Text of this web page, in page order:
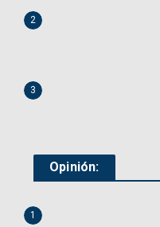
2
3
Opinión:
1